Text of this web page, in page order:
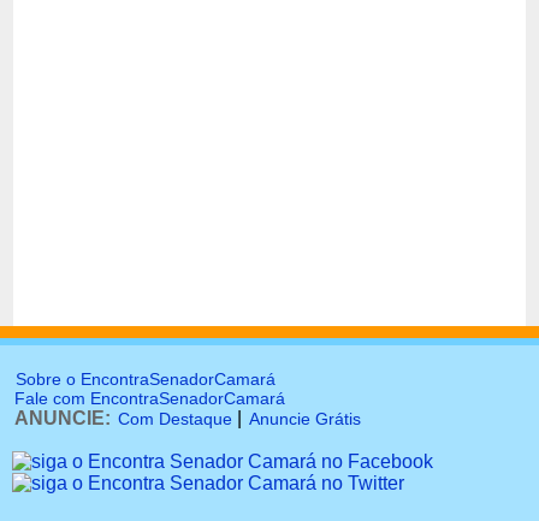
Sobre o EncontraSenadorCamará
Fale com EncontraSenadorCamará
ANUNCIE: Com Destaque Anuncie Grátis